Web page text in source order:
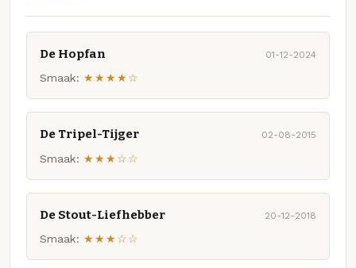
De Hopfan 01-12-2024
Smaak: ★★★★☆
De Tripel-Tijger 02-08-2015
Smaak: ★★★☆☆
De Stout-Liefhebber 20-12-2018
Smaak: ★★★☆☆